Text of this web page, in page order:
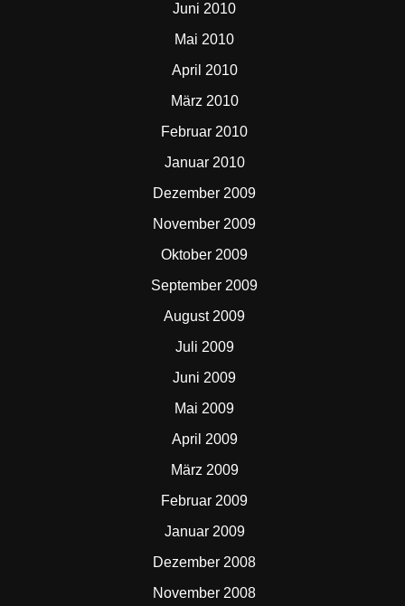
Juni 2010
Mai 2010
April 2010
März 2010
Februar 2010
Januar 2010
Dezember 2009
November 2009
Oktober 2009
September 2009
August 2009
Juli 2009
Juni 2009
Mai 2009
April 2009
März 2009
Februar 2009
Januar 2009
Dezember 2008
November 2008